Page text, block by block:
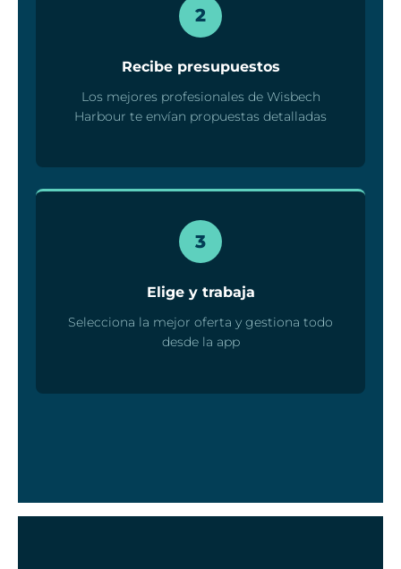
2
Recibe presupuestos
Los mejores profesionales de Wisbech
Harbour te envían propuestas detalladas
3
Elige y trabaja
Selecciona la mejor oferta y gestiona todo
desde la app